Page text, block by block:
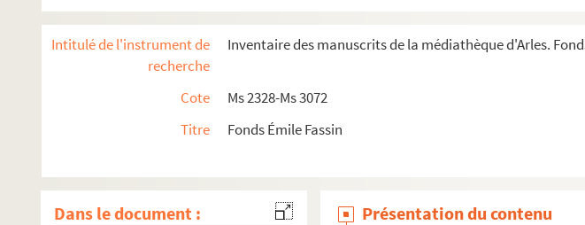
Intitulé de l'instrument de
recherche
Inventaire des manuscrits de la médiathèque d'Arles.
Cote
Ms 2328-Ms 3072
Titre
Fonds Émile Fassin
Dans le document :
Ms 2656. Pièces de procédure
Ms 2657. Pièces juridiques
Ms 2659. Etats-civil et actes de naissance
Ms 2661. Maison familiale, place de la République
Ms 2662. Capital ou inventaire descriptif de tous les immeubles et titre que je possède.
Présentation du contenu